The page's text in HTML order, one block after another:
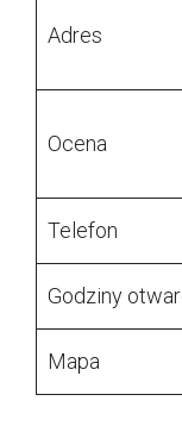
Adres
Ocena
Telefon
Godziny
Mapa